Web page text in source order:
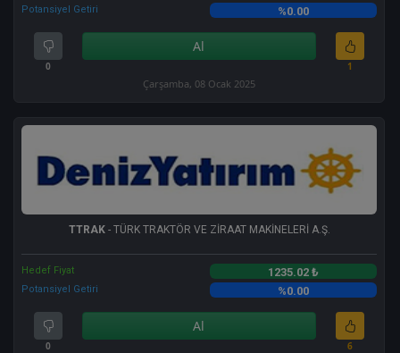
Potansiyel Getiri %0.00
0
Al
1
Çarşamba, 08 Ocak 2025
TTRAK- TÜRK TRAKTÖR VE ZİRAAT MAKİNELERİ A.Ş.
Hedef Fiyat 1235.02 ₺
Potansiyel Getiri %0.00
0
Al
6